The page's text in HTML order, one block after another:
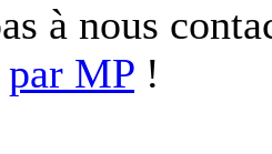
à nous
par MP !